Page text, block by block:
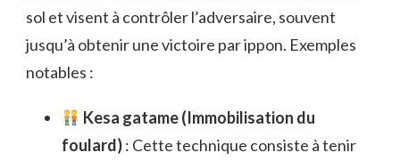
sol et visent à contrôler l’adversaire, souvent
jusqu’à obtenir une victoire par ippon. Exemples
notables :
Kesa gatame (Immobilisation du
foulard): Cette technique consiste à tenir